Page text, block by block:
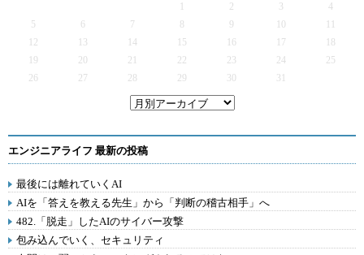
2 3
4
5
6 7 9
12
13 14 15 16 17
19
20 21 22 23 24
25
26
27 28 29 30 31
エンジニアライフ 最新の投稿
最後には離れていくAI
AIを「答えを教える先生」から「判断の稽古相手」へ
482.「脱走」したAIのサイバー攻撃
包み込んでいく、セキュリティ